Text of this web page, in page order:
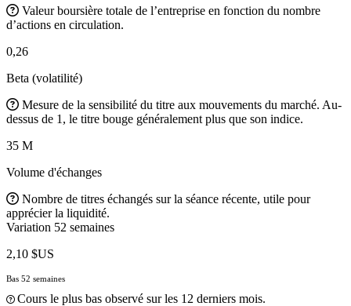
Valeur boursière totale de l’entreprise en fonction du nombre
d’actions en circulation.
0,26
Beta (volatilité)
Mesure de la sensibilité du titre aux mouvements du marché. Au-
dessus de 1, le titre bouge généralement plus que son indice.
35 M
Volume d'échanges
Nombre de titres échangés sur la séance récente, utile pour
apprécier la liquidité.
Variation 52 semaines
2,10 $US
Bas 52 semaines
Cours le plus bas observé sur les 12 derniers mois.